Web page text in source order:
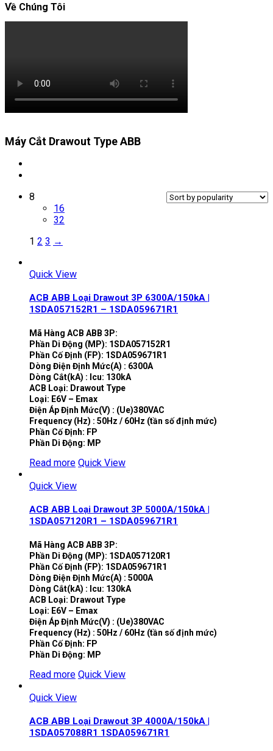
Về Chúng Tôi
Máy Cắt Drawout Type ABB
8
16
32
1 2 3 →
Quick View
ACB ABB Loại Drawout 3P 6300A/150kA |
1SDA057152R1 – 1SDA059671R1
Mã Hàng ACB ABB 3P:
Phần Di Động (MP): 1SDA057152R1
Phần Cố Định (FP): 1SDA059671R1
Dòng Điện Định Mức(A) : 6300A
Dòng Cắt(kA) : Icu: 130kA
ACB Loại: Drawout Type
Loại: E6V – Emax
Điện Áp Định Mức(V) : (Ue)380VAC
Frequency (Hz) : 50Hz / 60Hz (tần số định mức)
Phần Cố Định: FP
Phần Di Động: MP
Read more Quick View
Quick View
ACB ABB Loại Drawout 3P 5000A/150kA |
1SDA057120R1 – 1SDA059671R1
Mã Hàng ACB ABB 3P:
Phần Di Động (MP): 1SDA057120R1
Phần Cố Định (FP): 1SDA059671R1
Dòng Điện Định Mức(A) : 5000A
Dòng Cắt(kA) : Icu: 130kA
ACB Loại: Drawout Type
Loại: E6V – Emax
Điện Áp Định Mức(V) : (Ue)380VAC
Frequency (Hz) : 50Hz / 60Hz (tần số định mức)
Phần Cố Định: FP
Phần Di Động: MP
Read more Quick View
Quick View
ACB ABB Loại Drawout 3P 4000A/150kA |
1SDA057088R1 1SDA059671R1